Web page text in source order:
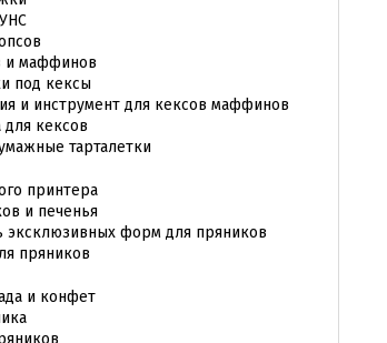
и маффинов
под кексы
и инструмент для кексов маффинов
для кексов
тарталетки
принтера
и печенья
эксклюзивных форм для пряников
пряников
и конфет